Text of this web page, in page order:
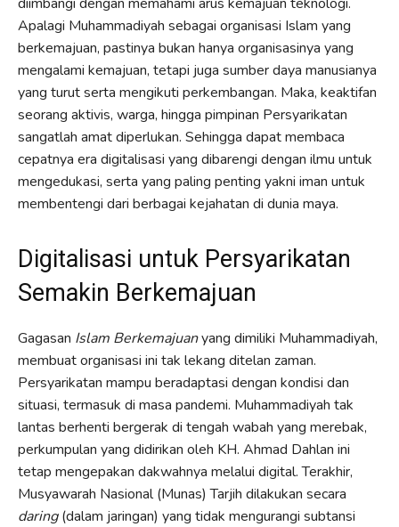
Apalagi Muhammadiyah sebagai organisasi Islam yang
berkemajuan, pastinya bukan hanya organisasinya yang
mengalami kemajuan, tetapi juga sumber daya manusianya
yang turut serta mengikuti perkembangan. Maka, keaktifan
seorang aktivis, warga, hingga pimpinan Persyarikatan
sangatlah amat diperlukan. Sehingga dapat membaca
cepatnya era digitalisasi yang dibarengi dengan ilmu untuk
mengedukasi, serta yang paling penting yakni iman untuk
membentengi dari berbagai kejahatan di dunia maya.
Digitalisasi untuk Persyarikatan
Semakin Berkemajuan
Gagasan Islam Berkemajuanyang dimiliki Muhammadiyah,
membuat organisasi ini tak lekang ditelan zaman.
Persyarikatan mampu beradaptasi dengan kondisi dan
situasi, termasuk di masa pandemi. Muhammadiyah tak
lantas berhenti bergerak di tengah wabah yang merebak,
perkumpulan yang didirikan oleh KH. Ahmad Dahlan ini
tetap mengepakan dakwahnya melalui digital. Terakhir,
Musyawarah Nasional (Munas) Tarjih dilakukan secara
daring(dalam jaringan) yang tidak mengurangi subtansi